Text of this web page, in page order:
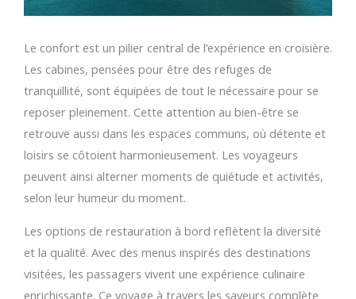
Le confort est un pilier central de l’expérience en croisière.
Les cabines, pensées pour être des refuges de
tranquillité, sont équipées de tout le nécessaire pour se
reposer pleinement. Cette attention au bien-être se
retrouve aussi dans les espaces communs, où détente et
loisirs se côtoient harmonieusement. Les voyageurs
peuvent ainsi alterner moments de quiétude et activités,
selon leur humeur du moment.
Les options de restauration à bord reflètent la diversité
et la qualité. Avec des menus inspirés des destinations
visitées, les passagers vivent une expérience culinaire
enrichissante. Ce voyage à travers les saveurs complète